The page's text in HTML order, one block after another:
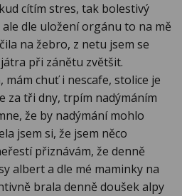
cítím stres, tak bolestivý
dle uložení orgánu to na mě
na žebro, z netu jsem se
při zánětu zvětšit.
chuť i nescafe, stolice je
za tři dny, trpím nadýmáním
že by nadýmání mohlo
jsem si, že jsem něco
přiznávám, že denně
albert a dle mé maminky na
brala denně doušek alpy